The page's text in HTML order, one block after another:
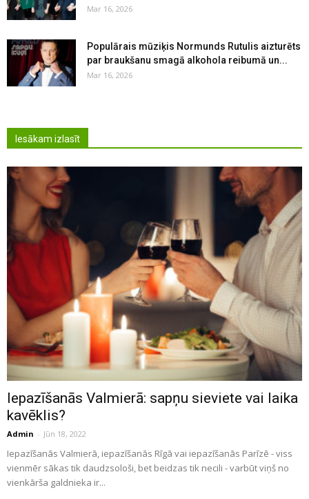
Mar 16, 2026
Populārais mūziķis Normunds Rutulis aizturēts
par braukšanu smagā alkohola reibumā un...
Mar 16, 2026
Iesākam izlasīt
Iepazīšanās Valmierā: sapņu sieviete vai laika
kavēklis?
Admin - Jūn 18, 2022
Iepazīšanās Valmierā, iepazīšanās Rīgā vai iepazīšanās Parīzē - viss
vienmēr sākas tik daudzsološi, bet beidzas tik necili - varbūt viņš no
vienkārša galdnieka ir...